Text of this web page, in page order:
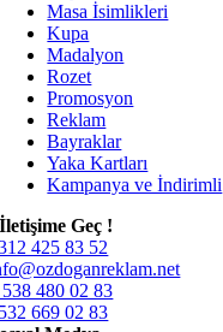
Masa İsimlikleri
Kupa
Madalyon
Rozet
Promosyon
Reklam
Bayraklar
Yaka Kartları
Kampanya ve İndirimli
İletişime Geç !
425 83 52
480 02 83
669 02 83